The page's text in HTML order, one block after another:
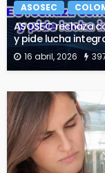
ASOSEC
ASOSEC rechaza
y pide lucha
16 abril, 2026